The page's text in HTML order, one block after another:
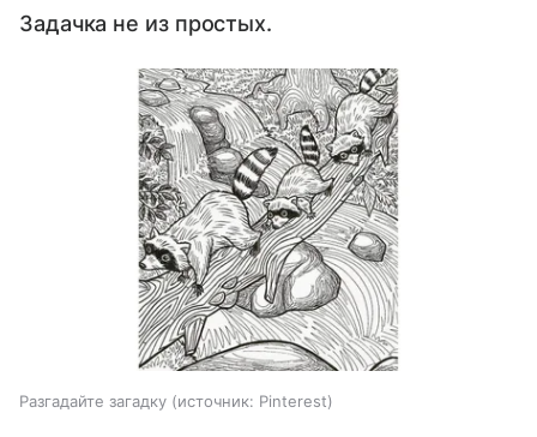
Задачка не из простых.
Разгадайте загадку источник: Pinterest